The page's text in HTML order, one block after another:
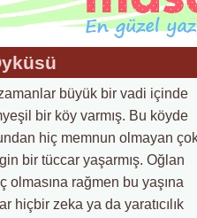
büyük bir vadi içinde
bir köy varmış. Bu köyde
hiç memnun olmayan
bir tüccar yaşarmış. Oğlan
olmasına rağmen bu yaşına
hiçbir zeka ya da yaratıcılık